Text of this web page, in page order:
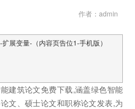
作者：admin
展变量-（内容页告位1-手机版）
建筑论文免费下载,涵盖绿色智能
文、硕士论文和职称论文发表,为